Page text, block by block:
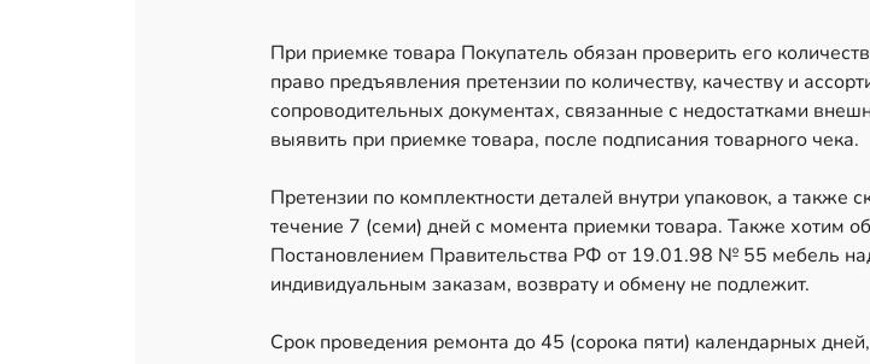
При приемке товара Покупатель обязан проверить его
право предъявления претензии по количеству, качеству и
сопроводительных документах, связанные с недостатками
выявить при приемке товара, после подписания товарного чека.
Претензии по комплектности деталей внутри упаковок, а
течение 7 (семи) дней с момента приемки товара. Также хотим
Постановлением Правительства РФ от 19.01.98 № 55 мебель
индивидуальным заказам, возврату и обмену не подлежит.
Срок проведения ремонта до 45 (сорока пяти) календарных